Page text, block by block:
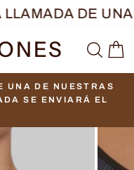
DE UNA
UNA DE NUESTRAS
SE ENVIARÁ EL